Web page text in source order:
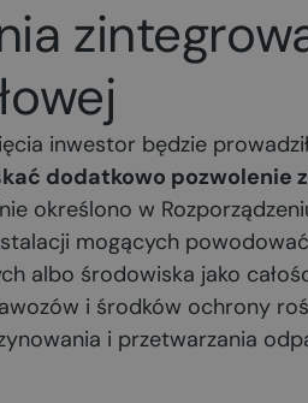
inwestor będzie
dodatkowo pozwolenie
określono w
mogących
albo środowiska jako
i środków ochrony
i przetwarzania